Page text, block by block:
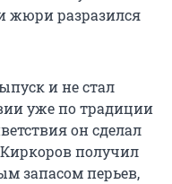
жюри разразился
и не стал
уже по традиции
он сделал
получил
запасом перьев,